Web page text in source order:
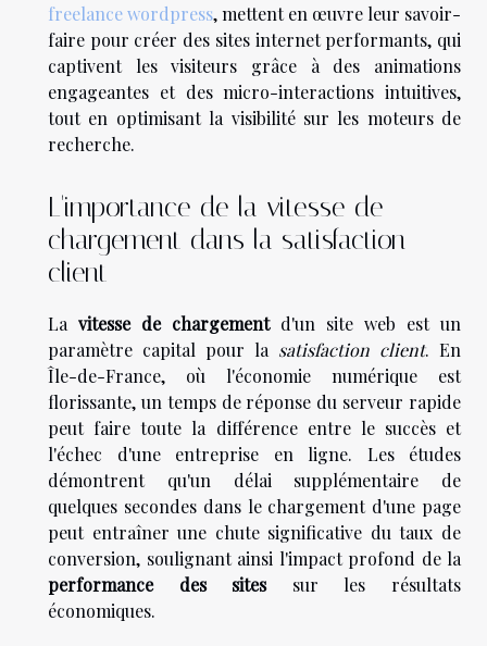
freelance wordpress, mettent en œuvre leur savoir-
faire pour créer des sites internet performants, qui
captivent les visiteurs grâce à des animations
engageantes et des micro-interactions intuitives,
tout en optimisant la visibilité sur les moteurs de
recherche.
L'importance de la vitesse de
chargement dans la satisfaction
client
La vitesse de chargementd'un site web est un
paramètre capital pour la satisfaction client. En
Île-de-France, où l'économie numérique est
florissante, un temps de réponse du serveur rapide
peut faire toute la différence entre le succès et
l'échec d'une entreprise en ligne. Les études
démontrent qu'un délai supplémentaire de
quelques secondes dans le chargement d'une page
peut entraîner une chute significative du taux de
conversion, soulignant ainsi l'impact profond de la
performance des sitessur les résultats
économiques.